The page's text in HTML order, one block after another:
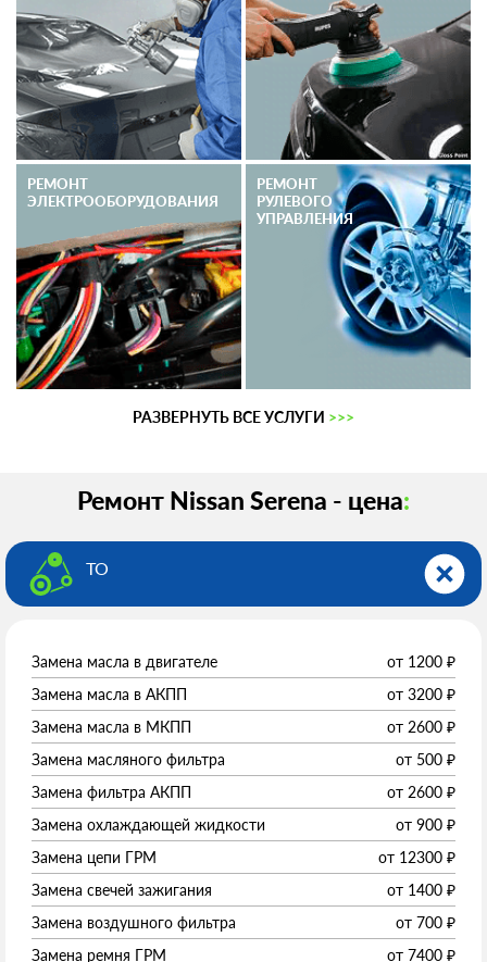
РЕМОНТ
ЭЛЕКТРО­ОБОРУДОВАНИЯ
РЕМОНТ
РУЛЕВОГО
УПРАВЛЕНИЯ
РАЗВЕРНУТЬ ВСЕ УСЛУГИ >>>
Ремонт Nissan Serena - цена:
ТО
Замена масла в двигателе от 1200 ₽
Замена масла в АКПП
от 3200 ₽
Замена масла в МКПП
от 2600 ₽
Замена масляного фильтра
от 500 ₽
Замена фильтра АКПП
от 2600 ₽
Замена охлаждающей жидкости
от 900 ₽
Замена цепи ГРМ
от 12300 ₽
Замена свечей зажигания
от 1400 ₽
Замена воздушного фильтра
от 700 ₽
Замена ремня ГРМ
от 7400 ₽